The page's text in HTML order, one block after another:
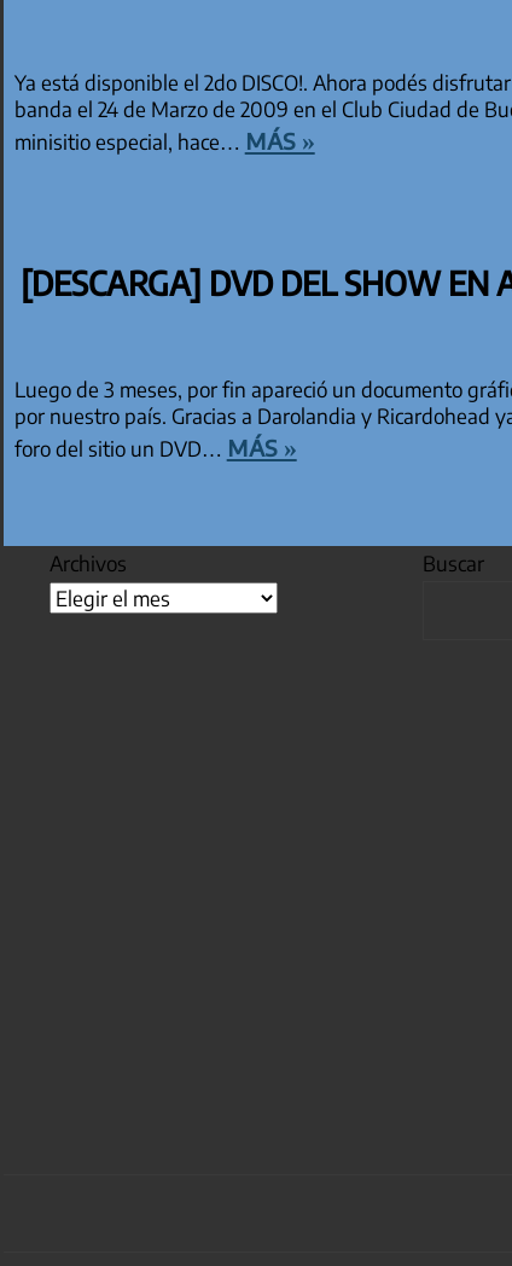
Ya está disponible el 2do DISCO!. Ahora podés
banda el 24 de Marzo de 2009 en el Club Ciudad de
minisitio especial, hace… más »
[DESCARGA] DVD DEL SHOW EN
Luego de 3 meses, por fin apareció un documento
por nuestro país. Gracias a Darolandia y Ricardohead
foro del sitio un DVD… más »
Archivos Buscar